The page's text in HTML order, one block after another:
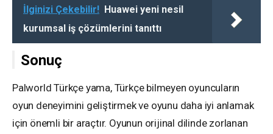
İlginizi Çekebilir! Huawei yeni nesil
kurumsal iş çözümlerini tanıttı
Sonuç
Palworld Türkçe yama, Türkçe bilmeyen oyuncuların
oyun deneyimini geliştirmek ve oyunu daha iyi anlamak
için önemli bir araçtır. Oyunun orijinal dilinde zorlanan